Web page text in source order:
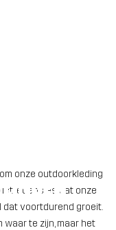
avonturiers
onze outdoorkleding
dat onze
dat voortdurend groeit.
waar te zijn, maar het